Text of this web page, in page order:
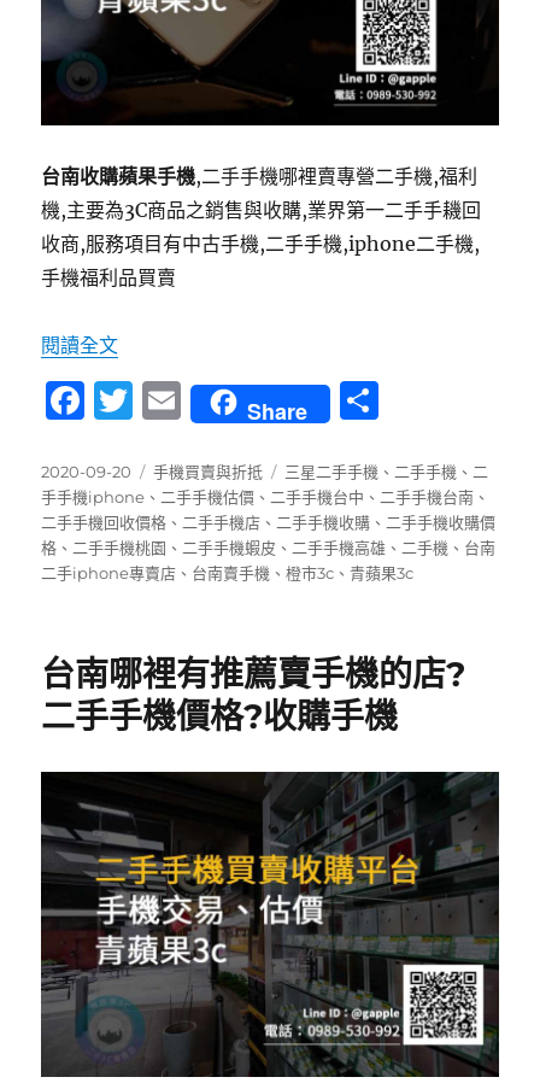
台南收購蘋果手機,二手手機哪裡賣專營二手機,福利
機,主要為3C商品之銷售與收購,業界第一二手手耭回
收商,服務項目有中古手機,二手手機,iphone二手機,
手機福利品買賣
閱讀全文〈台南收購二手蘋果手機 賣手機秘訣 | 手機店不
F
c
e
b
o
k
T
it
te
r
E
m
ai
l
Share
發
佈
日
期:
2020-09-20
分
類
手機買賣與折抵
標
籤
三星二手手機 、 二手手機 、 二
手手機iphone 、 二手手機估價 、 二手手機台中 、 二手手機台南 、
二手手機回收價格 、 二手手機店 、 二手手機收購 、 二手手機收購價
格 、 二手手機桃園 、 二手手機蝦皮 、 二手手機高雄 、 二手機 、 台南
二手iphone專賣店 、 台南賣手機 、橙市3c 、青蘋果3c
台南哪裡有推薦賣手機的店?
二手手機價格?收購手機